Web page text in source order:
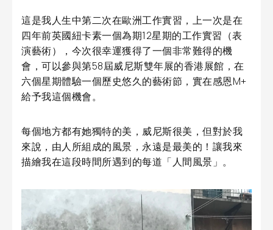
這是我人生中第二次在歐洲工作實習，上一次是在
四年前英國紐卡素一個為期12星期的工作實習（表
演藝術），今次很幸運獲得了一個非常難得的機
會，可以參與第58屆威尼斯雙年展的香港展館，在
六個星期體驗一個歷史悠久的藝術節，實在感恩M+
給予我這個機會。
每個地方都有她獨特的美，威尼斯很美，但對於我
來說，由人所組成的風景，永遠是最美的！讓我來
描繪我在這段時間所遇到的每道「人間風景」。